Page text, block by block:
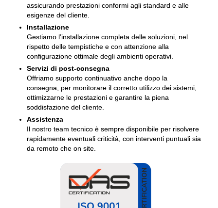
assicurando prestazioni conformi agli standard e alle
esigenze del cliente.
Installazione
Gestiamo l’installazione completa delle soluzioni, nel
rispetto delle tempistiche e con attenzione alla
configurazione ottimale degli ambienti operativi.
Servizi di post-consegna
Offriamo supporto continuativo anche dopo la
consegna, per monitorare il corretto utilizzo dei sistemi,
ottimizzarne le prestazioni e garantire la piena
soddisfazione del cliente.
Assistenza
Il nostro team tecnico è sempre disponibile per risolvere
rapidamente eventuali criticità, con interventi puntuali sia
da remoto che on site.